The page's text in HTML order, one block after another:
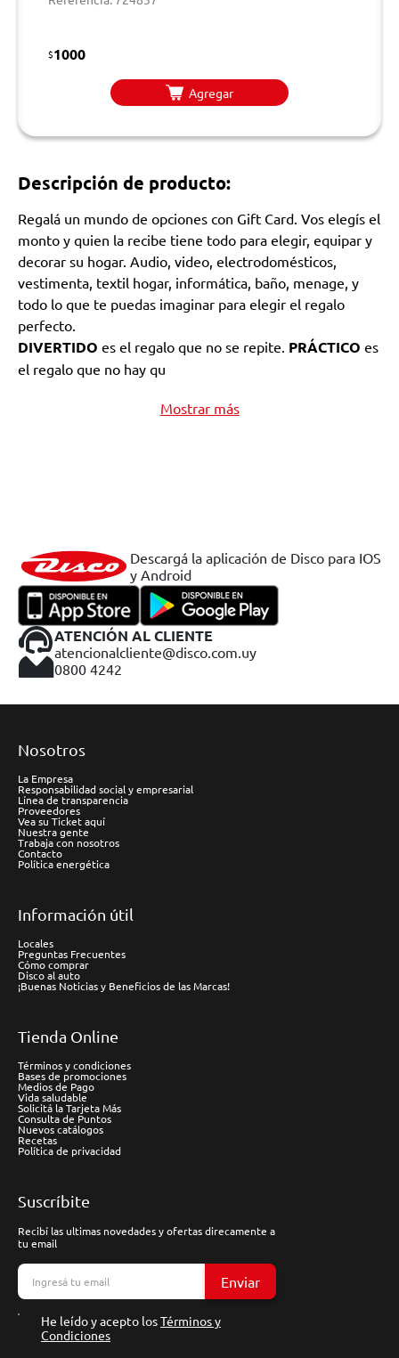
$1000
Agregar
Descripción de producto:
Regalá un mundo de opciones con Gift Card. Vos elegís el
monto y quien la recibe tiene todo para elegir, equipar y
decorar su hogar. Audio, video, electrodomésticos,
vestimenta, textil hogar, informática, baño, menage, y
todo lo que te puedas imaginar para elegir el regalo
perfecto.
DIVERTIDO es el regalo que no se repite. PRÁCTICO es
el regalo que no hay qu
Mostrar más
Descargá la aplicación de Disco para IOS
y Android
ATENCIÓN AL CLIENTE
atencionalcliente@disco.com.uy
0800 4242
Nosotros
La Empresa
Responsabilidad social y empresarial
Línea de transparencia
Proveedores
Vea su Ticket aquí
Nuestra gente
Trabaja con nosotros
Contacto
Política energética
Información útil
Locales
Preguntas Frecuentes
Cómo comprar
Disco al auto
¡Buenas Noticias y Beneficios de las Marcas!
Tienda Online
Términos y condiciones
Bases de promociones
Medios de Pago
Vida saludable
Solicitá la Tarjeta Más
Consulta de Puntos
Nuevos catálogos
Recetas
Política de privacidad
Suscríbite
Recibí las ultimas novedades y ofertas direcamente a
tu email
Enviar
He leído y acepto losTérminos y
Condiciones